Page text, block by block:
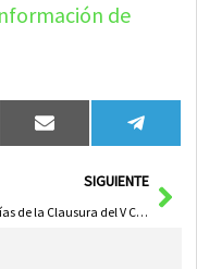
de
Compartir
en
Email
en
SIGUIENTE
Fotografías de la Clausura del V Curso de Cata en Herencia